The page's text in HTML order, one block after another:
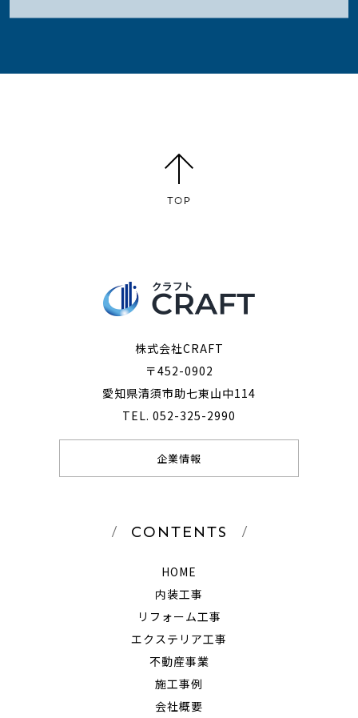
株式会社CRAFT
〒452-0902
愛知県清須市助七東山中114
TEL. 052-325-2990
企業情報
CONTENTS
HOME
内装工事
リフォーム工事
エクステリア工事
不動産事業
施工事例
会社概要